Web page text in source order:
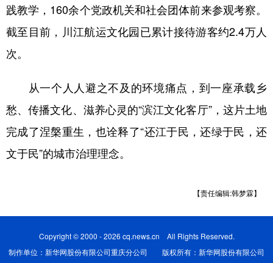
践教学，160余个党政机关和社会团体前来参观考察。
截至目前，川江航运文化园已累计接待游客约2.4万人
次。
从一个人人避之不及的环境痛点，到一座承载乡
愁、传播文化、滋养心灵的“滨江文化客厅”，这片土地
完成了涅槃重生，也诠释了“还江于民，还绿于民，还
文于民”的城市治理理念。
【责任编辑:韩梦霖】
Copyright © 2000 - 2026 cq.news.cn All Rights Reserved.
制作单位：新华网股份有限公司重庆分公司 版权所有：新华网股份有限公司